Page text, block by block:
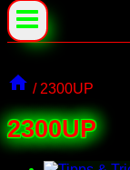
/ 2300UP
2300UP